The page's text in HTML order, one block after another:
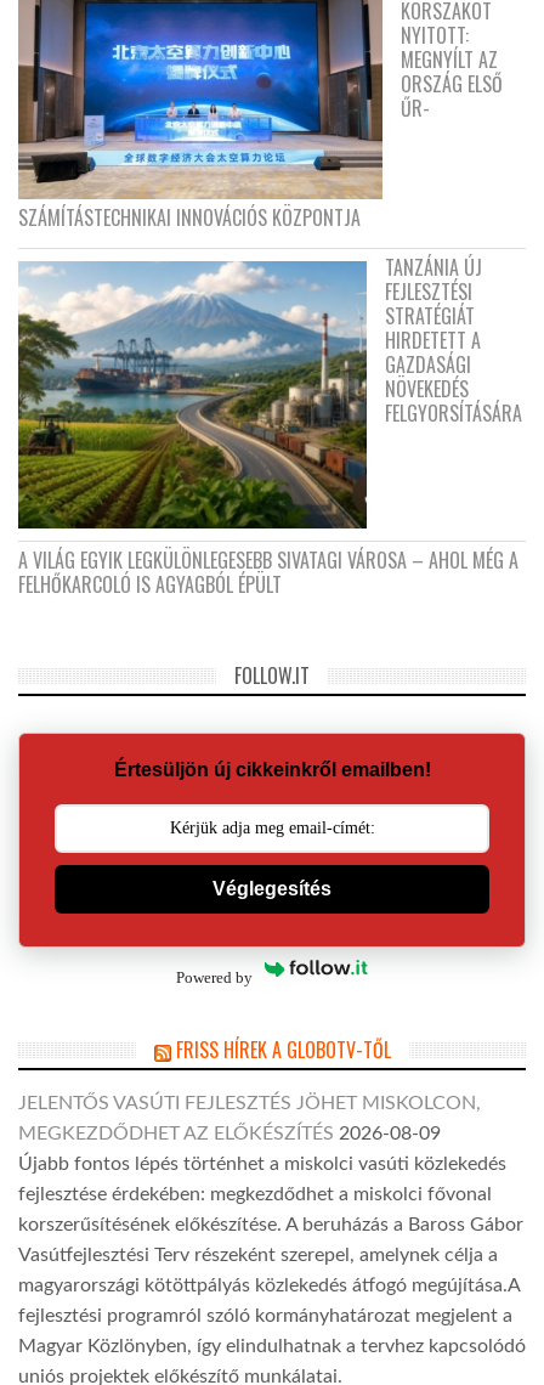
KORSZAKOT
NYITOTT:
MEGNYÍLT AZ
ORSZÁG ELSŐ
ŰR-
SZÁMÍTÁSTECHNIKAI INNOVÁCIÓS KÖZPONTJA
TANZÁNIA ÚJ
FEJLESZTÉSI
STRATÉGIÁT
HIRDETETT A
GAZDASÁGI
NÖVEKEDÉS
FELGYORSÍTÁSÁRA
A VILÁG EGYIK LEGKÜLÖNLEGESEBB SIVATAGI VÁROSA – AHOL MÉG A
FELHŐKARCOLÓ IS AGYAGBÓL ÉPÜLT
FOLLOW.IT
Értesüljön új cikkeinkről emailben!
Véglegesítés
Powered by
FRISS HÍREK A GLOBOTV-TŐL
JELENTŐS VASÚTI FEJLESZTÉS JÖHET MISKOLCON,
MEGKEZDŐDHET AZ ELŐKÉSZÍTÉS 2026-08-09
Újabb fontos lépés történhet a miskolci vasúti közlekedés
fejlesztése érdekében: megkezdődhet a miskolci fővonal
korszerűsítésének előkészítése. A beruházás a Baross Gábor
Vasútfejlesztési Terv részeként szerepel, amelynek célja a
magyarországi kötöttpályás közlekedés átfogó megújítása.A
fejlesztési programról szóló kormányhatározat megjelent a
Magyar Közlönyben, így elindulhatnak a tervhez kapcsolódó
uniós projektek előkészítő munkálatai.